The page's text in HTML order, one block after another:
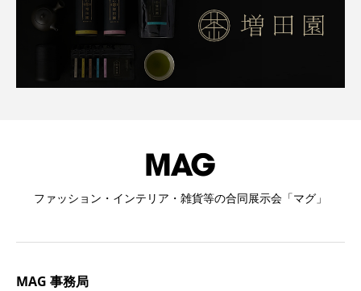
ファッション・インテリア・雑貨等の合同展示会「マグ」
MAG 事務局